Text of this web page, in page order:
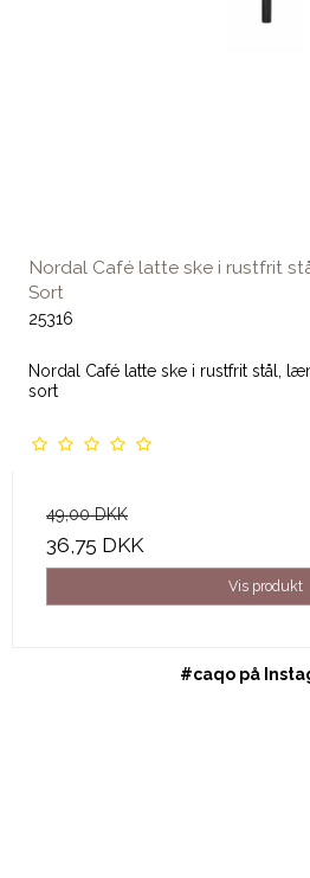
Nordal Café latte ske i rustfrit
Sort
25316
Nordal Café latte ske i rustfrit stål,
sort
49,00 DKK
36,75 DKK
Vis produkt
#caqo på